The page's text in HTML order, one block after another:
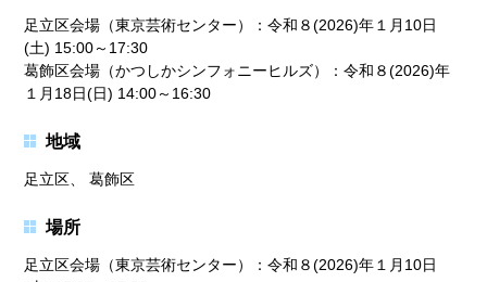
足立区会場（東京芸術センター）：令和８(2026)年１月10日
(土) 15:00～17:30
葛飾区会場（かつしかシンフォニーヒルズ）：令和８(2026)年
１月18日(日) 14:00～16:30
地域
足立区、 葛飾区
場所
足立区会場（東京芸術センター）：令和８(2026)年１月10日